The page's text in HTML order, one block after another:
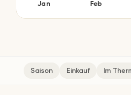
Jan Feb
Saison Einkauf Im